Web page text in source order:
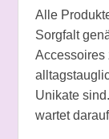
Alle
Sorgfalt
Accessoires
Unikate
wartet